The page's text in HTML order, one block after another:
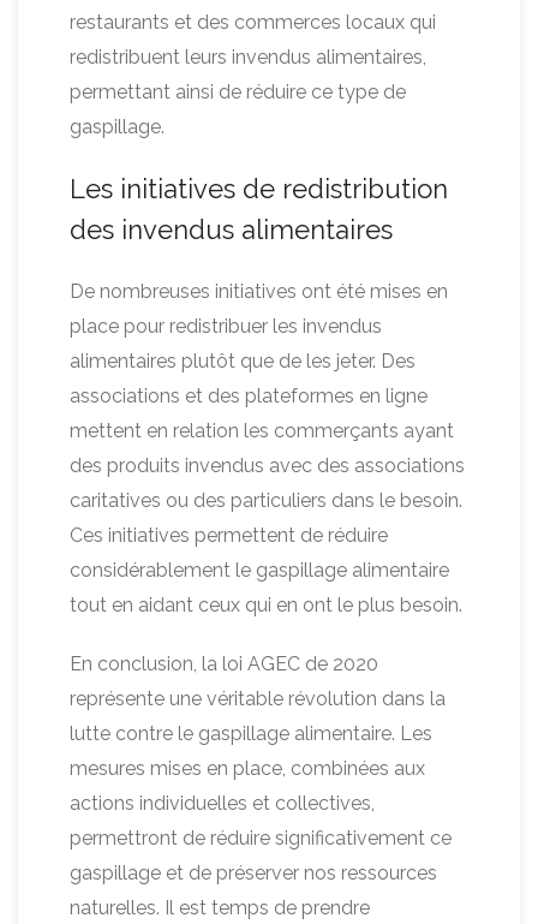
restaurants et des commerces locaux qui
redistribuent leurs invendus alimentaires,
permettant ainsi de réduire ce type de
gaspillage.
Les initiatives de redistribution
des invendus alimentaires
De nombreuses initiatives ont été mises en
place pour redistribuer les invendus
alimentaires plutôt que de les jeter. Des
associations et des plateformes en ligne
mettent en relation les commerçants ayant
des produits invendus avec des associations
caritatives ou des particuliers dans le besoin.
Ces initiatives permettent de réduire
considérablement le gaspillage alimentaire
tout en aidant ceux qui en ont le plus besoin.
En conclusion, la loi AGEC de 2020
représente une véritable révolution dans la
lutte contre le gaspillage alimentaire. Les
mesures mises en place, combinées aux
actions individuelles et collectives,
permettront de réduire significativement ce
gaspillage et de préserver nos ressources
naturelles. Il est temps de prendre